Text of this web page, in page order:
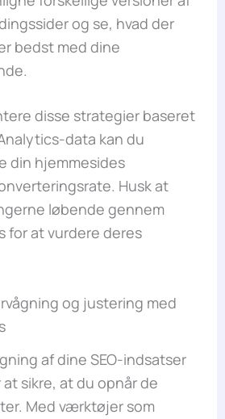
og se, hvad der
bedst med dine
disse strategier baseret
data kan du
din hjemmesides
Husk at
løbende gennem
for at vurdere deres
og justering med
af dine SEO-indsatser
sikre, at du opnår de
Med værktøjer som